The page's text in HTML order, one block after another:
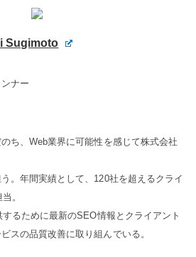
Sugimoto
ナー
ち、Web業界に可能性を感じて株式会社
。年間実績として、120社を超えるクライ
。
るために最新のSEO情報とクライアント
スの品質改善に取り組んでいる。